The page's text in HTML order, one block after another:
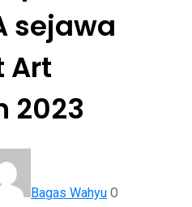
sejawa
Art
2023
Bagas Wahyu 0